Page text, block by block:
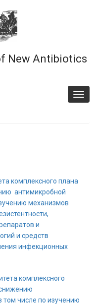
New Antibiotics
комплексного плана
антимикробной
механизмов
и
и средств
инфекционных
комплексного
том числе по изучению